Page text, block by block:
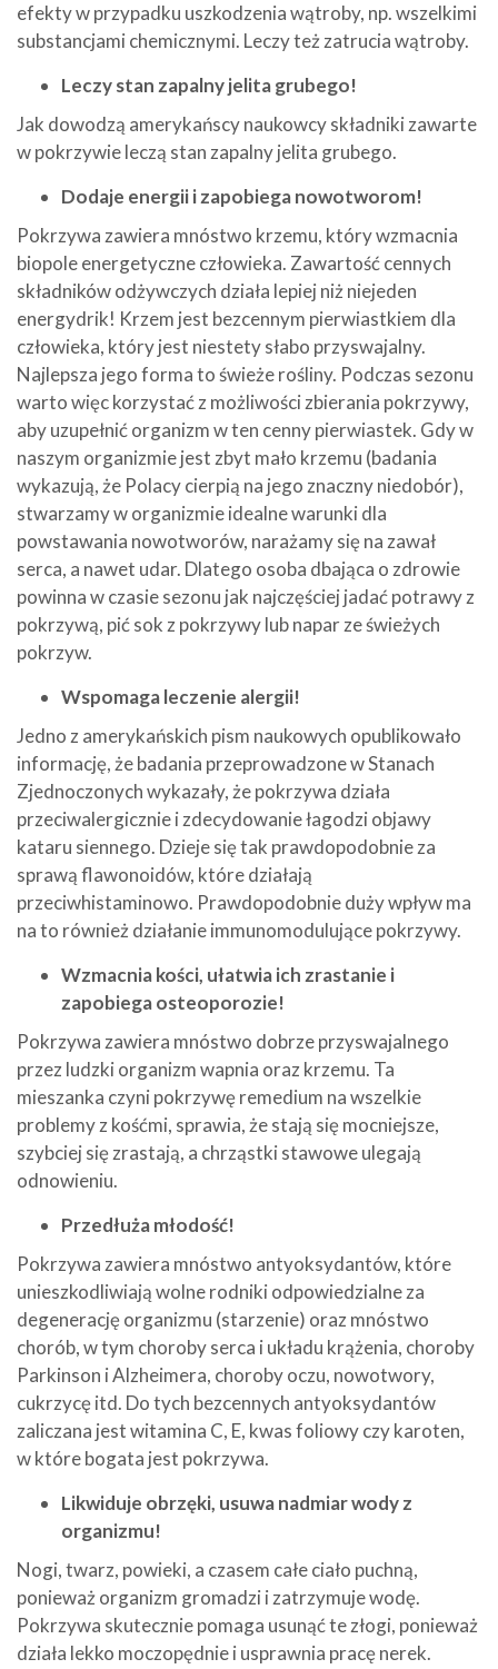
efekty w przypadku uszkodzenia wątroby, np. wszelkimi
substancjami chemicznymi. Leczy też zatrucia wątroby.
Leczy stan zapalny jelita grubego!
Jak dowodzą amerykańscy naukowcy składniki zawarte
w pokrzywie leczą stan zapalny jelita grubego.
Dodaje energii i zapobiega nowotworom!
Pokrzywa zawiera mnóstwo krzemu, który wzmacnia
biopole energetyczne człowieka. Zawartość cennych
składników odżywczych działa lepiej niż niejeden
energydrik! Krzem jest bezcennym pierwiastkiem dla
człowieka, który jest niestety słabo przyswajalny.
Najlepsza jego forma to świeże rośliny. Podczas sezonu
warto więc korzystać z możliwości zbierania pokrzywy,
aby uzupełnić organizm w ten cenny pierwiastek. Gdy w
naszym organizmie jest zbyt mało krzemu (badania
wykazują, że Polacy cierpią na jego znaczny niedobór),
stwarzamy w organizmie idealne warunki dla
powstawania nowotworów, narażamy się na zawał
serca, a nawet udar. Dlatego osoba dbająca o zdrowie
powinna w czasie sezonu jak najczęściej jadać potrawy z
pokrzywą, pić sok z pokrzywy lub napar ze świeżych
pokrzyw.
Wspomaga leczenie alergii!
Jedno z amerykańskich pism naukowych opublikowało
informację, że badania przeprowadzone w Stanach
Zjednoczonych wykazały, że pokrzywa działa
przeciwalergicznie i zdecydowanie łagodzi objawy
kataru siennego. Dzieje się tak prawdopodobnie za
sprawą flawonoidów, które działają
przeciwhistaminowo. Prawdopodobnie duży wpływ ma
na to również działanie immunomodulujące pokrzywy.
Wzmacnia kości, ułatwia ich zrastanie i
zapobiega osteoporozie!
Pokrzywa zawiera mnóstwo dobrze przyswajalnego
przez ludzki organizm wapnia oraz krzemu. Ta
mieszanka czyni pokrzywę remedium na wszelkie
problemy z kośćmi, sprawia, że stają się mocniejsze,
szybciej się zrastają, a chrząstki stawowe ulegają
odnowieniu.
Przedłuża młodość!
Pokrzywa zawiera mnóstwo antyoksydantów, które
unieszkodliwiają wolne rodniki odpowiedzialne za
degenerację organizmu (starzenie) oraz mnóstwo
chorób, w tym choroby serca i układu krążenia, choroby
Parkinson i Alzheimera, choroby oczu, nowotwory,
cukrzycę itd. Do tych bezcennych antyoksydantów
zaliczana jest witamina C, E, kwas foliowy czy karoten,
w które bogata jest pokrzywa.
Likwiduje obrzęki, usuwa nadmiar wody z
organizmu!
Nogi, twarz, powieki, a czasem całe ciało puchną,
ponieważ organizm gromadzi i zatrzymuje wodę.
Pokrzywa skutecznie pomaga usunąć te złogi, ponieważ
działa lekko moczopędnie i usprawnia pracę nerek.